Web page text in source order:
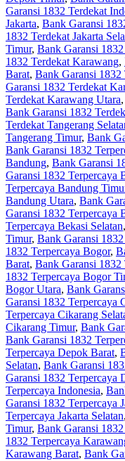
Garansi 1832 Terdekat
Jakarta, Bank Garansi
1832 Terdekat Jakarta
Timur, Bank Garansi
1832 Terdekat Karawang,
Barat, Bank Garansi 1832
Garansi 1832 Terdekat
Terdekat Karawang Utara,
Bank Garansi 1832
Terdekat Tangerang
Tangerang Timur, Bank
Bank Garansi 1832
Bandung, Bank Garansi
Garansi 1832 Terpercaya
Terpercaya Bandung
Bandung Utara, Bank
Garansi 1832 Terpercaya
Terpercaya Bekasi Selatan,
Timur, Bank Garansi
1832 Terpercaya Bogor,
Barat, Bank Garansi 1832
1832 Terpercaya Bogor
Bogor Utara, Bank
Garansi 1832 Terpercaya
Terpercaya Cikarang
Cikarang Timur, Bank
Bank Garansi 1832
Terpercaya Depok Barat,
Selatan, Bank Garansi
Garansi 1832 Terpercaya
Terpercaya Indonesia,
Garansi 1832 Terpercaya
Terpercaya Jakarta Selatan,
Timur, Bank Garansi
1832 Terpercaya
Karawang Barat, Bank